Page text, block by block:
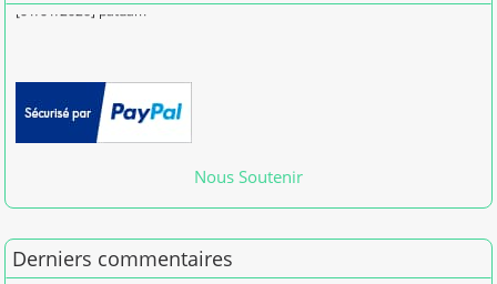
[01/01/2026] patdam
Nous Soutenir
Derniers commentaires